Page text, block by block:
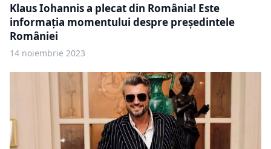
Klaus Iohannis a plecat din România! Este
informația momentului despre președintele
României
14 noiembrie 2023